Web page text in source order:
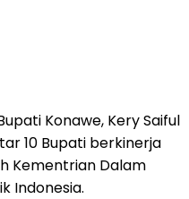
Konawe, Kery Saiful
10 Bupati berkinerja
Kementrian Dalam
Indonesia.